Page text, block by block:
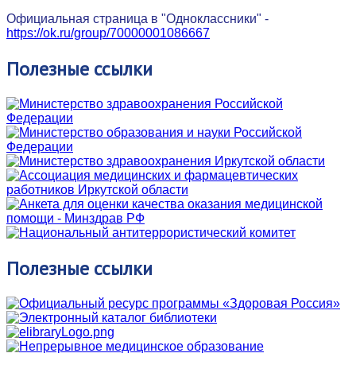
Официальная страница в "Одноклассники" -
https://ok.ru/group/70000001086667
Полезные ссылки
Полезные ссылки